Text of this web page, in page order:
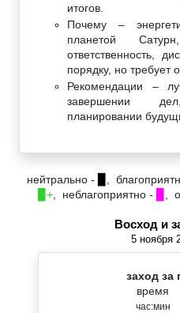
итогов.
Почему –
планетой
ответственность,
порядку, но требует
Рекомендации –
завершении
планировании
нейтрально - ,
▉+, неблагоприятно - ,
Восход и
5 ноября
заход за
время
час:мин